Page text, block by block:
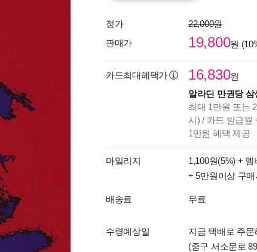
정가
22,000원
판매가
19,800원
카드최대혜택가 16,830원
알라딘 만권당 삼
최대 1만원 또는
시) / 카드 발급월
1만원 혜택 제공
마일리지 1,100원(5%) + 멤
+ 5만원이상 구매
배송료 무료
수령예상일
지금 택배로 주문
(중구 서소문로